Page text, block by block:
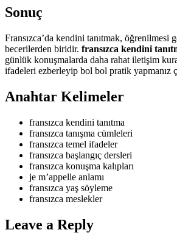
Sonuç
Fransızca’da kendini tanıtmak, öğrenilmesi
becerilerden biridir. fransızca kendini
günlük konuşmalarda daha rahat iletişim
ifadeleri ezberleyip bol bol pratik yapmanız
Anahtar Kelimeler
fransızca kendini tanıtma
fransızca tanışma cümleleri
fransızca temel ifadeler
fransızca başlangıç dersleri
fransızca konuşma kalıpları
je m’appelle anlamı
fransızca yaş söyleme
fransızca meslekler
Leave a Reply